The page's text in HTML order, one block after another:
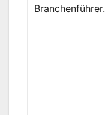
Branchenführer.